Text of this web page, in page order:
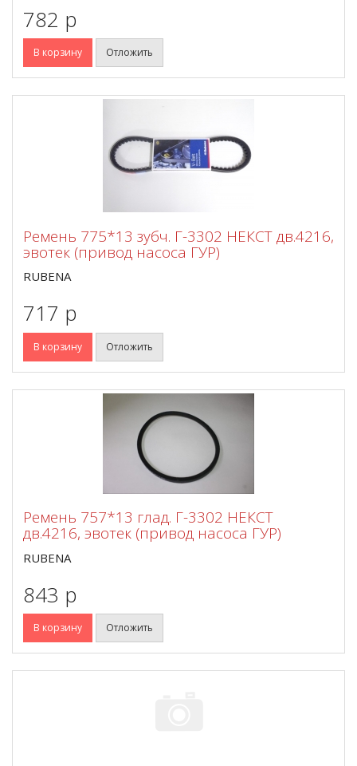
782 p
В корзину Отложить
Ремень 775*13 зубч. Г-3302 НЕКСТ дв.4216,
эвотек (привод насоса ГУР)
RUBENA
717 p
В корзину Отложить
Ремень 757*13 глад. Г-3302 НЕКСТ
дв.4216, эвотек (привод насоса ГУР)
RUBENA
843 p
В корзину Отложить